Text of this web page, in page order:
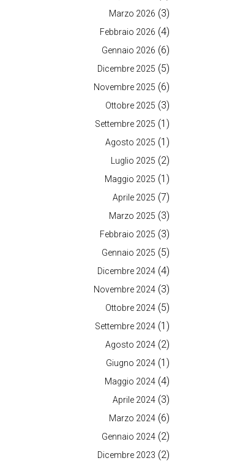
Marzo 2026 (3)
Febbraio 2026 (4)
Gennaio 2026 (6)
Dicembre 2025 (5)
Novembre 2025 (6)
Ottobre 2025 (3)
Settembre 2025 (1)
Agosto 2025 (1)
Luglio 2025 (2)
Maggio 2025 (1)
Aprile 2025 (7)
Marzo 2025 (3)
Febbraio 2025 (3)
Gennaio 2025 (5)
Dicembre 2024 (4)
Novembre 2024 (3)
Ottobre 2024 (5)
Settembre 2024 (1)
Agosto 2024 (2)
Giugno 2024 (1)
Maggio 2024 (4)
Aprile 2024 (3)
Marzo 2024 (6)
Gennaio 2024 (2)
Dicembre 2023 (2)